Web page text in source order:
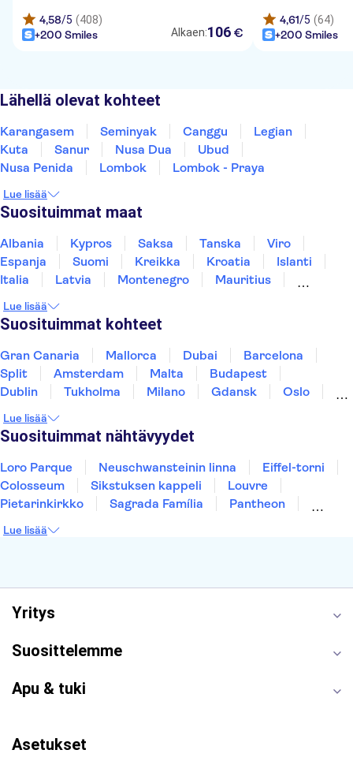
4,58/5 (408)
+200 Smiles
Alkaen:106 €
4,61/5 (64)
+200 Smiles
Lähellä olevat kohteet
Karangasem Seminyak Canggu
Legian
Kuta
Sanur Nusa Dua
Ubud
Nusa Penida
Lombok Lombok - Praya
Lue lisää
Suosituimmat maat
Albania Kypros Saksa Tanska
Viro
Espanja
Suomi Kreikka Kroatia
Islanti
Italia
Latvia Montenegro
Mauritius
Thaimaa
Turkki
Lue lisää
Suosituimmat kohteet
Gran Canaria Mallorca Dubai
Barcelona
Split
Amsterdam Malta
Budapest
Dublin
Tukholma Milano Gdansk
Oslo
Tallinna
Ljubljana Riika
Lue lisää
Suosituimmat nähtävyydet
Loro Parque Neuschwansteinin linna
Eiffel-torni
Colosseum
Sikstuksen kappeli
Louvre
Pietarinkirkko
Sagrada Família
Pantheon
Keukenhof
Lue lisää
Yritys
Suosittelemme
Apu & tuki
Asetukset